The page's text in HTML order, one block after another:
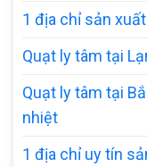
1 địa chỉ sản
Quạt ly tâm tại
Quạt ly tâm tại
nhiệt
1 địa chỉ uy tín